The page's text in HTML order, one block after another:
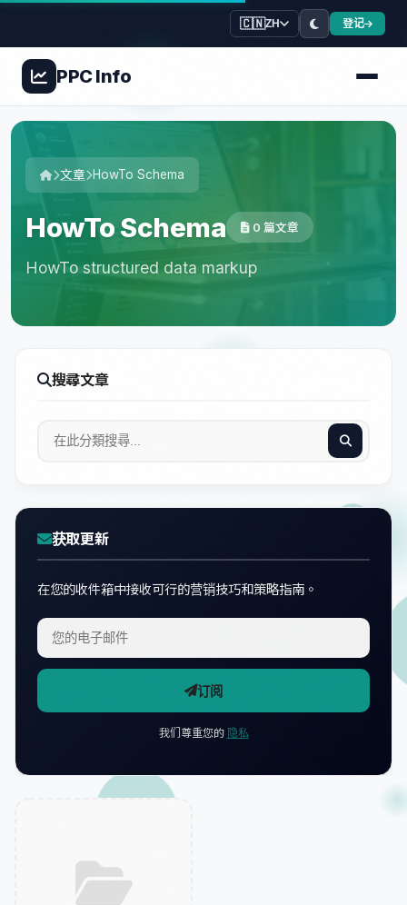
🇨🇳ZH 登记
PPCInfo
文章 HowTo Schema
HowTo Schema 0 篇文章
HowTo structured data markup
搜尋文章
获取更新
在您的收件箱中接收可行的营销技巧和策略指南。
订阅
我们尊重您的 隐私